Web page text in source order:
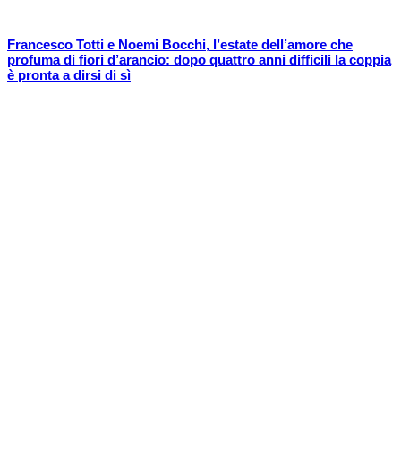
Francesco Totti e Noemi Bocchi, l’estate dell’amore che
profuma di fiori d’arancio: dopo quattro anni difficili la coppia
è pronta a dirsi di sì